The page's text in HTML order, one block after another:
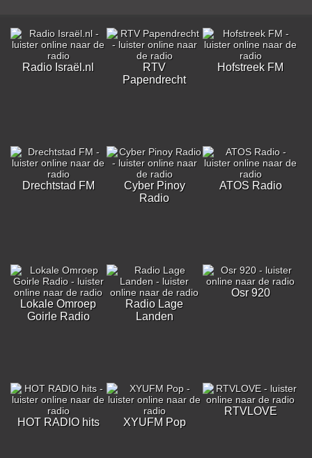
Radio Israël.nl
RTV
Papendrecht
Hofstreek FM
Drechtstad FM
Cyber Pinoy
Radio
ATOS Radio
Lokale Omroep
Goirle Radio
Radio Lage
Landen
Osr 920
HOT RADIO hits XYUFM Pop
RTVLOVE